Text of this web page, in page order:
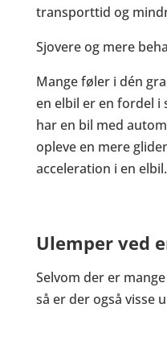
transporttid og
Sjovere og mere
Mange føler i dén
en elbil er en fordel i
har en bil med
opleve en mere
acceleration i en elbil.
Ulemper ved
Selvom der er
så er der også visse